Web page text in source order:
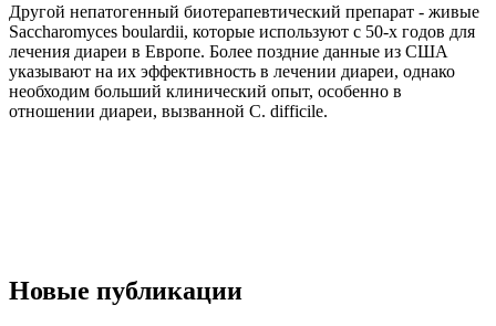
Другой непатогенный биотерапевтический препарат - живые
Saccharomyces boulardii, которые используют с 50-х годов для
лечения диареи в Европе. Более поздние данные из США
указывают на их эффективность в лечении диареи, однако
необходим больший клинический опыт, особенно в
отношении диареи, вызванной С. difficile.
Новые публикации